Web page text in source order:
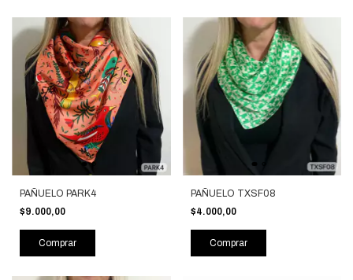
PAÑUELO PARK4
$9.000,00
Comprar
PAÑUELO TXSF08
$4.000,00
Comprar